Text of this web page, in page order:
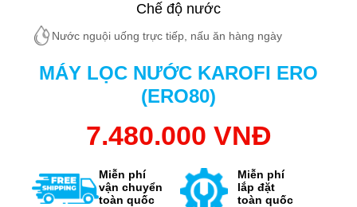
Chế độ nước
Nước nguội uống trực tiếp, nấu ăn hàng ngày
MÁY LỌC NƯỚC KAROFI ERO
(ERO80)
7.480.000 VNĐ
Miễn phí
vận chuyển
toàn quốc
Miễn phí
lắp đặt
toàn quốc